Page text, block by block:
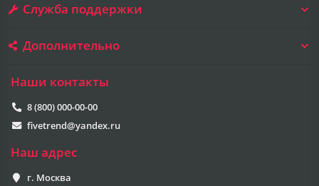
Служба поддержки
Дополнительно
Наши контакты
8 (800) 000-00-00
fivetrend@yandex.ru
Наш адрес
г. Москва